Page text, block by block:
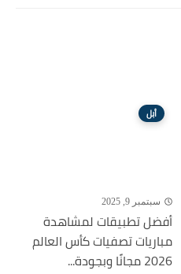
أبل
سبتمبر 9, 2025
أفضل تطبيقات لمشاهدة
مباريات تصفيات كأس العالم
2026 مجانًا وبجودة...